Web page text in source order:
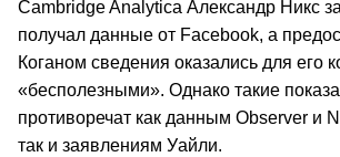
Cambridge Analytica Александр Никс
получал данные от Facebook, а
Коганом сведения оказались для его
«бесполезными». Однако такие
противоречат как данным Observer и
так и заявлениям Уайли.